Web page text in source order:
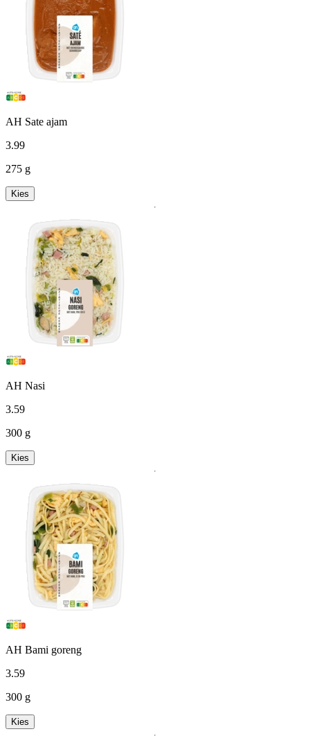
AH Sate ajam
3.99
275 g
Kies
AH Nasi
3.59
300 g
Kies
AH Bami goreng
3.59
300 g
Kies